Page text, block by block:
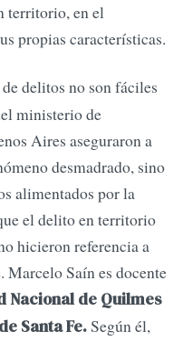
territorio, en el
propias características.
delitos no son fáciles
ministerio de
Aires aseguraron a
desmadrado, sino
alimentados por la
el delito en territorio
hicieron referencia a
Marcelo Saín es docente
Nacional de Quilmes
Santa Fe.Según él,